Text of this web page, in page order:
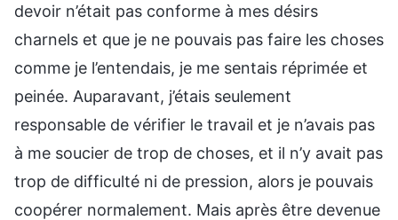
devoir n’était pas conforme à mes désirs
charnels et que je ne pouvais pas faire les choses
comme je l’entendais, je me sentais réprimée et
peinée. Auparavant, j’étais seulement
responsable de vérifier le travail et je n’avais pas
à me soucier de trop de choses, et il n’y avait pas
trop de difficulté ni de pression, alors je pouvais
coopérer normalement. Mais après être devenue